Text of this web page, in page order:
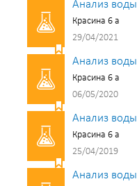
Анализ воды
Красина 6 а
29/04/2021
Анализ воды
Красина 6 а
06/05/2020
Анализ воды
Красина 6 а
25/04/2019
Анализ воды